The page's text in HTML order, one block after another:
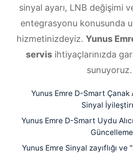
sinyal ayarı, LNB değişimi
entegrasyonu konusunda
hizmetinizdeyiz. Yunus
servis ihtiyaçlarınızda
sunuyoruz.
Yunus Emre D-Smart Çanak
Sinyal
Yunus Emre D-Smart Uydu
Güncelleme
Yunus Emre Sinyal zayıflığı ve